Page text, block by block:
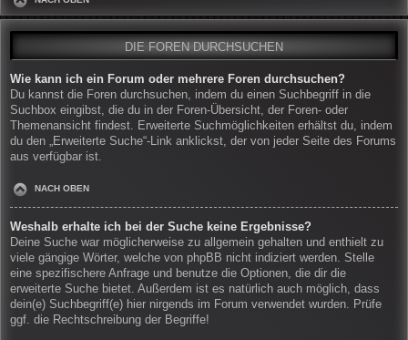
DIE FOREN DURCHSUCHEN
Wie kann ich ein Forum oder mehrere Foren durchsuchen?
Du kannst die Foren durchsuchen, indem du einen Suchbegriff in die
Suchbox eingibst, die du in der Foren-Übersicht, der Foren- oder
Themenansicht findest. Erweiterte Suchmöglichkeiten erhältst du, indem
du den „Erweiterte Suche“-Link anklickst, der von jeder Seite des Forums
aus verfügbar ist.
NACH OBEN
Weshalb erhalte ich bei der Suche keine Ergebnisse?
Deine Suche war möglicherweise zu allgemein gehalten und enthielt zu
viele gängige Wörter, welche von phpBB nicht indiziert werden. Stelle
eine spezifischere Anfrage und benutze die Optionen, die dir die
erweiterte Suche bietet. Außerdem ist es natürlich auch möglich, dass
dein(e) Suchbegriff(e) hier nirgends im Forum verwendet wurden. Prüfe
ggf. die Rechtschreibung der Begriffe!